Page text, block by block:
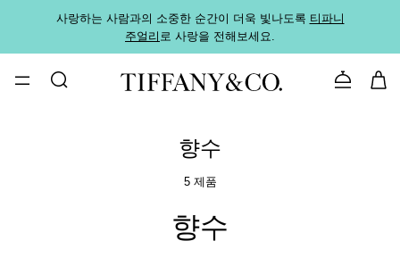
사랑하는 사람과의 소중한 순간이 더욱 빛나도록 티파니
주얼리로 사랑을 전해보세요.
문의하기
향수
5 제품
향수